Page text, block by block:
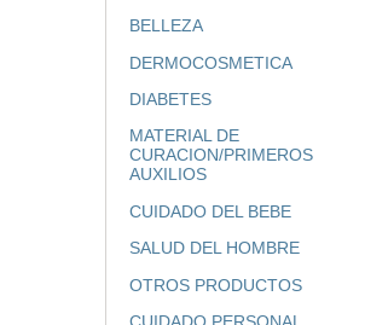
BELLEZA
DERMOCOSMETICA
DIABETES
MATERIAL DE
CURACION/PRIMEROS
AUXILIOS
CUIDADO DEL BEBE
SALUD DEL HOMBRE
OTROS PRODUCTOS